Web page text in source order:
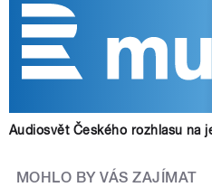
Audiosvět Českého rozhlasu na
MOHLO BY VÁS ZAJÍMAT